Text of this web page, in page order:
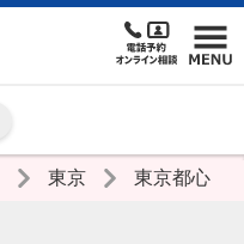
東京 東京都心